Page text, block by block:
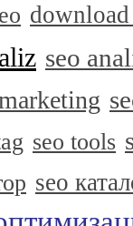
download
seo
seo tools
seo